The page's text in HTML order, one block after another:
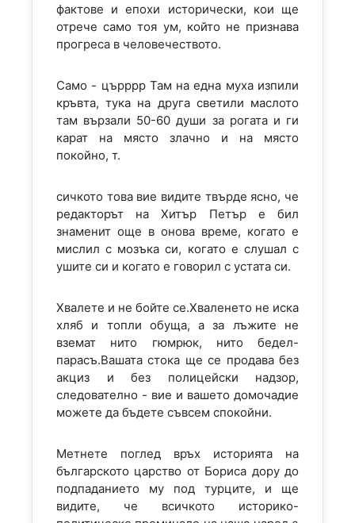
фактове и епохи исторически, кои ще
отрече само тоя ум, който не признава
прогреса в человечеството.
Само - църррр Там на една муха изпили
кръвта, тука на друга светили маслото
там вързали 50-60 души за рогата и ги
карат на място злачно и на място
покойно, т.
сичкото това вие видите твърде ясно, че
редакторът на Хитър Петър е бил
знаменит още в онова време, когато е
мислил с мозъка си, когато е слушал с
ушите си и когато е говорил с устата си.
Хвалете и не бойте се.Хваленето не иска
хляб и топли обуща, а за лъжите не
вземат нито гюмрюк, нито бедел-
парасъ.Вашата стока ще се продава без
акциз и без полицейски надзор,
следователно - вие и вашето домочадие
можете да бъдете съвсем спокойни.
Метнете поглед връх историята на
българското царство от Бориса дору до
подпаданието му под турците, и ще
видите, че всичкото историко-